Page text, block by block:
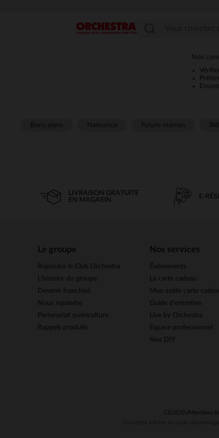
Menu
Nos
LIVRAISON GRATUITE
EN MAGASIN
E-
Le groupe
Rejoindre le Club Orchestra
L’histoire du groupe
Devenir franchisé
Nous rejoindre
Partenariat puériculture
Rappels produits
Nos services
Évènements
La carte cadeau
Mon solde carte
Guide d'entretien
Live by Orchestra
Espace professionnel
Nos DIY
CGVCGU Mentions